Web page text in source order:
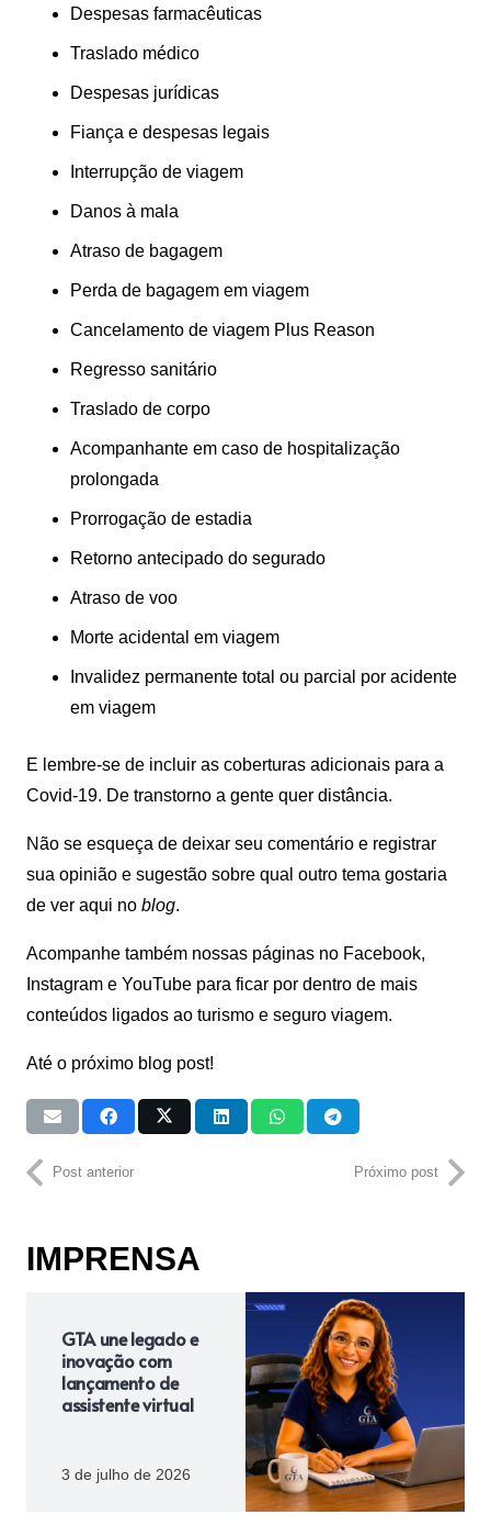
Despesas farmacêuticas
Traslado médico
Despesas jurídicas
Fiança e despesas legais
Interrupção de viagem
Danos à mala
Atraso de bagagem
Perda de bagagem em viagem
Cancelamento de viagem Plus Reason
Regresso sanitário
Traslado de corpo
Acompanhante em caso de hospitalização
prolongada
Prorrogação de estadia
Retorno antecipado do segurado
Atraso de voo
Morte acidental em viagem
Invalidez permanente total ou parcial por acidente
em viagem
E lembre-se de incluir as coberturas adicionais para a
Covid-19. De transtorno a gente quer distância.
Não se esqueça de deixar seu comentário e registrar
sua opinião e sugestão sobre qual outro tema gostaria
de ver aqui no blog.
Acompanhe também nossas páginas no Facebook,
Instagram e YouTube para ficar por dentro de mais
conteúdos ligados ao turismo e seguro viagem.
Até o próximo blog post!
Post anterior Próximo post
IMPRENSA
GTA une legado e
inovação com
lançamento de
assistente virtual
3 de julho de 2026